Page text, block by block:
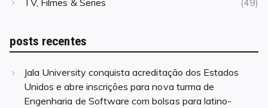
posts recentes
Jala University conquista acreditação dos Estados
Unidos e abre inscrições para nova turma de
Engenharia de Software com bolsas para latino-